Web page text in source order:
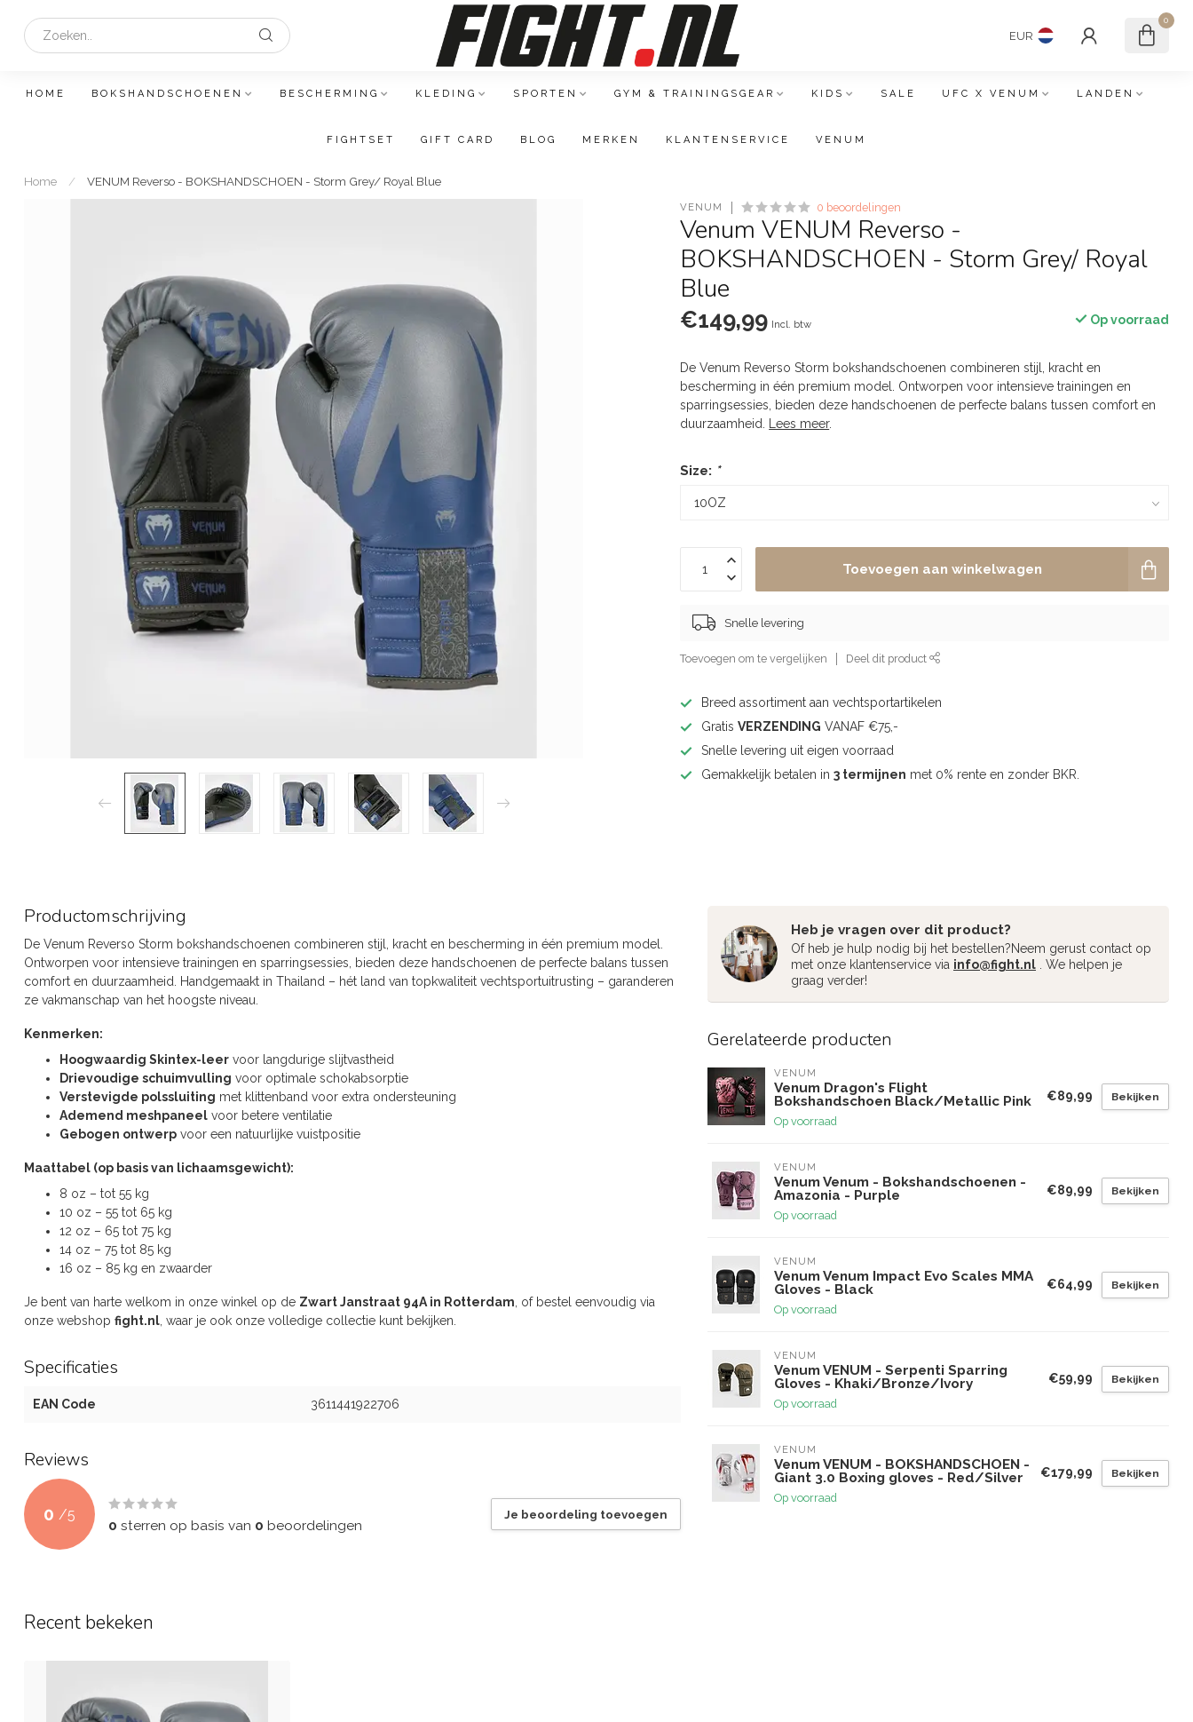
EUR
0
HOME BOKSHANDSCHOENEN BESCHERMING KLEDING SPORTEN GYM & TRAININGSGEAR KIDS SALE UFC X VENUM LANDEN
FIGHTSET GIFT CARD BLOG MERKEN KLANTENSERVICE VENUM
Home / VENUM Reverso - BOKSHANDSCHOEN - Storm Grey/ Royal Blue
VENUM 0 beoordelingen
Venum VENUM Reverso -
BOKSHANDSCHOEN - Storm Grey/ Royal
Blue
€149,99 Incl. btw Op voorraad
De Venum Reverso Storm bokshandschoenen combineren stijl, kracht en
bescherming in één premium model. Ontworpen voor intensieve trainingen en
sparringsessies, bieden deze handschoenen de perfecte balans tussen comfort en
duurzaamheid.
Lees meer.
Size: *
Toevoegen aan winkelwagen
Snelle levering
Toevoegen om te vergelijken Deel dit product
Breed assortiment aan vechtsportartikelen
GratisVERZENDING VANAF €75,-
Snelle levering uit eigen voorraad
Gemakkelijk betalen in3 termijnen met 0% rente en zonder BKR.
Productomschrijving
De Venum Reverso Storm bokshandschoenen combineren stijl, kracht en bescherming in één premium model.
Ontworpen voor intensieve trainingen en sparringsessies, bieden deze handschoenen de perfecte balans tussen
comfort en duurzaamheid. Handgemaakt in Thailand – hét land van topkwaliteit vechtsportuitrusting – garanderen
ze vakmanschap van het hoogste niveau.
Kenmerken:
Hoogwaardig Skintex-leer voor langdurige slijtvastheid
Drievoudige schuimvulling voor optimale schokabsorptie
Verstevigde polssluiting met klittenband voor extra ondersteuning
Ademend meshpaneel voor betere ventilatie
Gebogen ontwerp voor een natuurlijke vuistpositie
Maattabel (op basis van lichaamsgewicht):
8 oz – tot 55 kg
10 oz – 55 tot 65 kg
12 oz – 65 tot 75 kg
14 oz – 75 tot 85 kg
16 oz – 85 kg en zwaarder
Je bent van harte welkom in onze winkel op de Zwart Janstraat 94A in Rotterdam, of bestel eenvoudig via
onze webshop fight.nl, waar je ook onze volledige collectie kunt bekijken.
Specificaties
EAN Code 3611441922706
Reviews
0 /5
0 sterren op basis van 0 beoordelingen
Je beoordeling toevoegen
Heb je vragen over dit product?
Of heb je hulp nodig bij het bestellen?Neem gerust contact op
met onze klantenservice via info@fight.nl . We helpen je
graag verder!
Gerelateerde producten
VENUM
Venum Dragon's Flight
Bokshandschoen Black/Metallic Pink
Op voorraad
€89,99 Bekijken
VENUM
Venum Venum - Bokshandschoenen -
Amazonia - Purple
Op voorraad
€89,99 Bekijken
VENUM
Venum Venum Impact Evo Scales MMA
Gloves - Black
Op voorraad
€64,99 Bekijken
VENUM
Venum VENUM - Serpenti Sparring
Gloves - Khaki/Bronze/Ivory
Op voorraad
€59,99 Bekijken
VENUM
Venum VENUM - BOKSHANDSCHOEN -
Giant 3.0 Boxing gloves - Red/Silver
Op voorraad
€179,99 Bekijken
Recent bekeken